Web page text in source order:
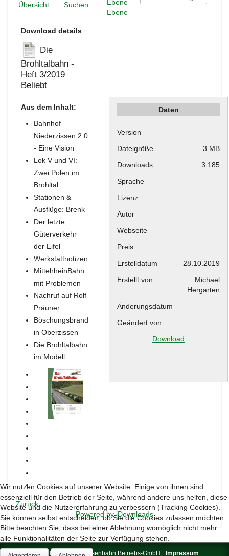
Übersicht
Suchen
Ebene
Download details
Die
Brohltalbahn -
Heft 3/2019
Beliebt
Aus dem Inhalt:
Bahnhof
Niederzissen 2.0
- Eine Vision
Lok V und VI:
Zwei Polen im
Brohltal
Stationen &
Ausflüge: Brenk
Der letzte
Güterverkehr
der Eifel
Werkstattnotizen
MittelrheinBahn
mit Problemen
Nachruf auf Rolf
Präuner
Böschungsbrand
in Oberzissen
Die Brohltalbahn
im Modell
Daten
Version
Dateigröße
3 MB
Downloads
3.185
Sprache
Lizenz
Autor
Webseite
Preis
Erstelldatum
28.10.2019
Erstellt von
Michael
Hergarten
Änderungsdatum
Geändert von
Download
Zurück
Powered by jDownloads
© 2026 Brohltal-Schmalspureisenbahn Betriebs-GmbH Impressum
Wir nutzen Cookies auf unserer Website. Einige von ihnen sind
essenziell für den Betrieb der Seite, während andere uns helfen, diese
Website und die Nutzererfahrung zu verbessern (Tracking Cookies).
Sie können selbst entscheiden, ob Sie die Cookies zulassen möchten.
Bitte beachten Sie, dass bei einer Ablehnung womöglich nicht mehr
alle Funktionalitäten der Seite zur Verfügung stehen.